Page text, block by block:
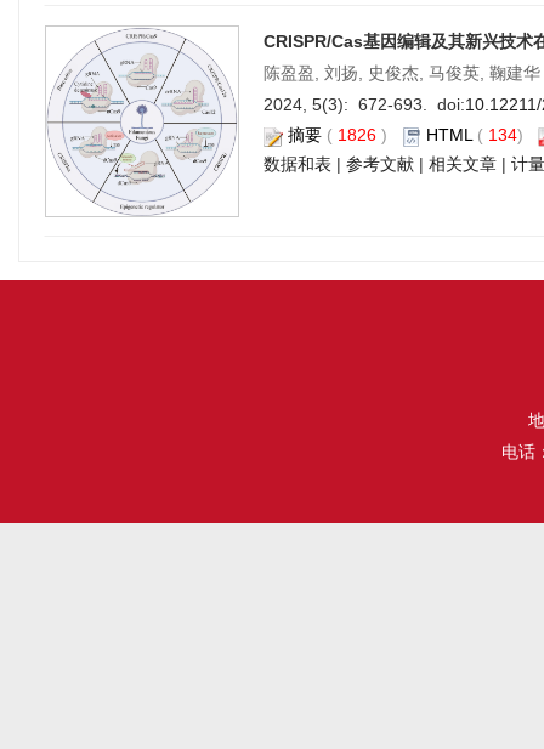
CRISPR/Cas基因编辑及其新兴技术
陈盈盈, 刘扬, 史俊杰, 马俊英, 鞠建华
2024, 5(3): 672-693. doi:
摘要 ( 1826 ) HTML( 134)
数据和表 | 参考文献 | 相关文章 | 计
电话